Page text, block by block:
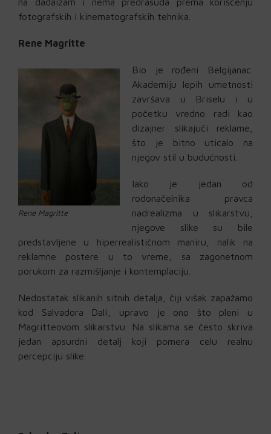
fotografskih i kinematografskih tehnika.
Rene Magritte
Rene Magritte
Bio je rođeni Belgijanac.
Akademiju lepih umetnosti
završava u Briselu i u
početku vredno radi kao
dizajner slikajući reklame,
što je bitno uticalo na
njegov stil u budućnosti.
Iako je jedan od
rodonačelnika pravca
nadrealizma u slikarstvu,
njegove slike su bile
predstavljene u hiperrealističnom maniru, nalik na
reklamne postere u to vreme, sa zagonetnom
porukom za razmišljanje i kontemplaciju.
Nedostatak slikanih sitnih detalja, čiji višak zapažamo
kod Salvadora Dalí, upravo je ono što pleni u
Magritteovom slikarstvu. Na slikama se često skriva
jedan apsurdni detalj koji pomera celu realnu
percepciju slike.